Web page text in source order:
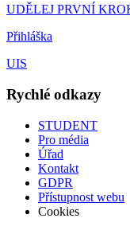
UDĚLEJ PRVNÍ
Přihláška
UIS
Rychlé odkazy
STUDENT
Pro média
Úřad
Kontakt
GDPR
Přístupnost webu
Cookies